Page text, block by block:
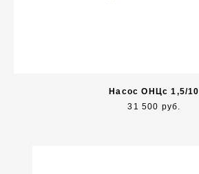
Насос ОНЦc 1,5/10
31 500 руб.